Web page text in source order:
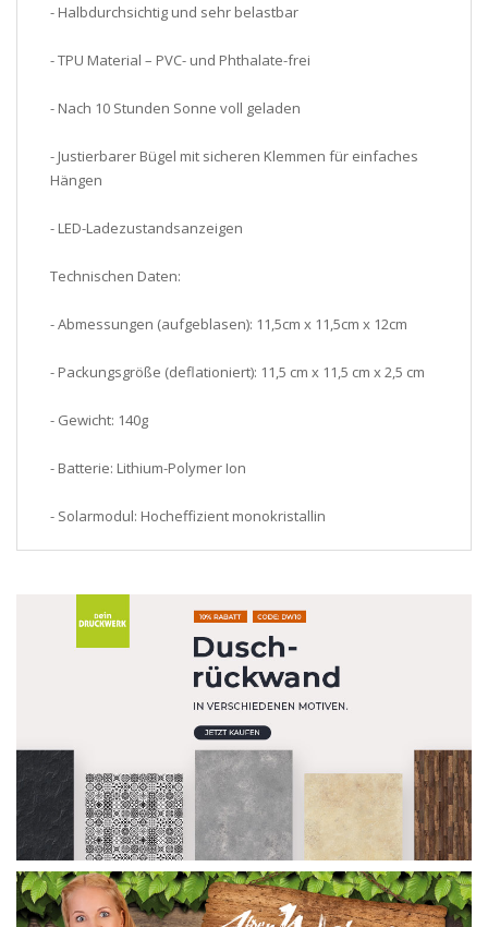
- Halbdurchsichtig und sehr belastbar
- TPU Material – PVC- und Phthalate-frei
- Nach 10 Stunden Sonne voll geladen
- Justierbarer Bügel mit sicheren Klemmen für einfaches
Hängen
- LED-Ladezustandsanzeigen
Technischen Daten:
- Abmessungen (aufgeblasen): 11,5cm x 11,5cm x 12cm
- Packungsgröße (deflationiert): 11,5 cm x 11,5 cm x 2,5 cm
- Gewicht: 140g
- Batterie: Lithium-Polymer Ion
- Solarmodul: Hocheffizient monokristallin